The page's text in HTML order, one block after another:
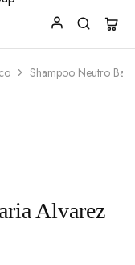
Shampoo Neutro
Alvarez